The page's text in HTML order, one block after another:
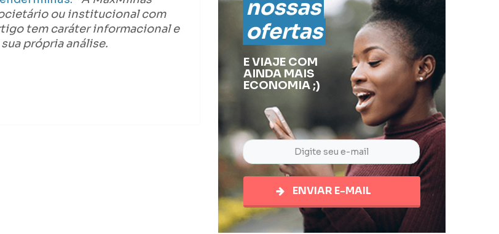
ou institucional com
tem caráter informacional e
própria análise.
nossas
ofertas
E VIAJE COM
AINDA MAIS
ECONOMIA ;)
ENVIAR E-MAIL